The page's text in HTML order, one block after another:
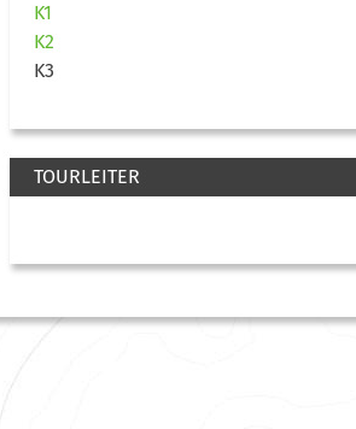
K1
K2
K3
TOURLEITER